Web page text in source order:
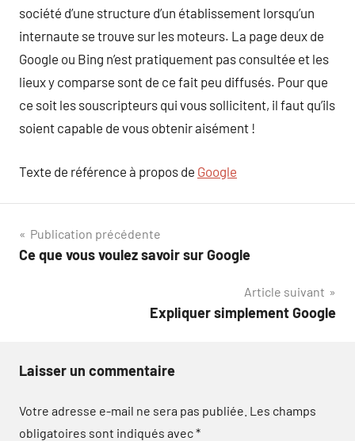
société d’une structure d’un établissement lorsqu’un
internaute se trouve sur les moteurs. La page deux de
Google ou Bing n’est pratiquement pas consultée et les
lieux y comparse sont de ce fait peu diffusés. Pour que
ce soit les souscripteurs qui vous sollicitent, il faut qu’ils
soient capable de vous obtenir aisément !
Texte de référence à propos de Google
Navigation
de
Publication précédente
Ce que vous voulez savoir sur Google
Article suivant
Expliquer simplement Google
Laisser un commentaire
Votre adresse e-mail ne sera pas publiée. Les champs
obligatoires sont indiqués avec*